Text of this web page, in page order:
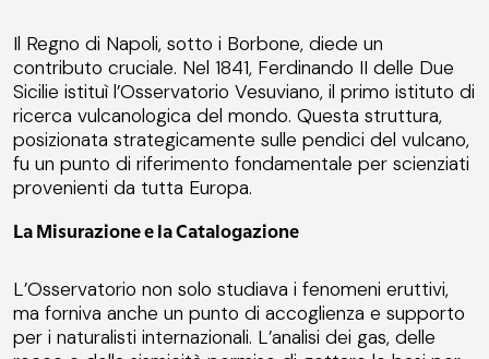
Il Regno di Napoli, sotto i Borbone, diede un
contributo cruciale. Nel 1841, Ferdinando II delle Due
Sicilie istituì l’Osservatorio Vesuviano, il primo istituto di
ricerca vulcanologica del mondo. Questa struttura,
posizionata strategicamente sulle pendici del vulcano,
fu un punto di riferimento fondamentale per scienziati
provenienti da tutta Europa.
La Misurazione e la Catalogazione
L’Osservatorio non solo studiava i fenomeni eruttivi,
ma forniva anche un punto di accoglienza e supporto
per i naturalisti internazionali. L’analisi dei gas, delle